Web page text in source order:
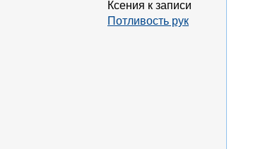
Ксения к записи
Потливость рук